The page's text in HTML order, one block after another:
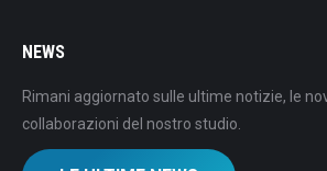
NEWS
Rimani aggiornato sulle ultime notizie, le
collaborazioni del nostro studio.